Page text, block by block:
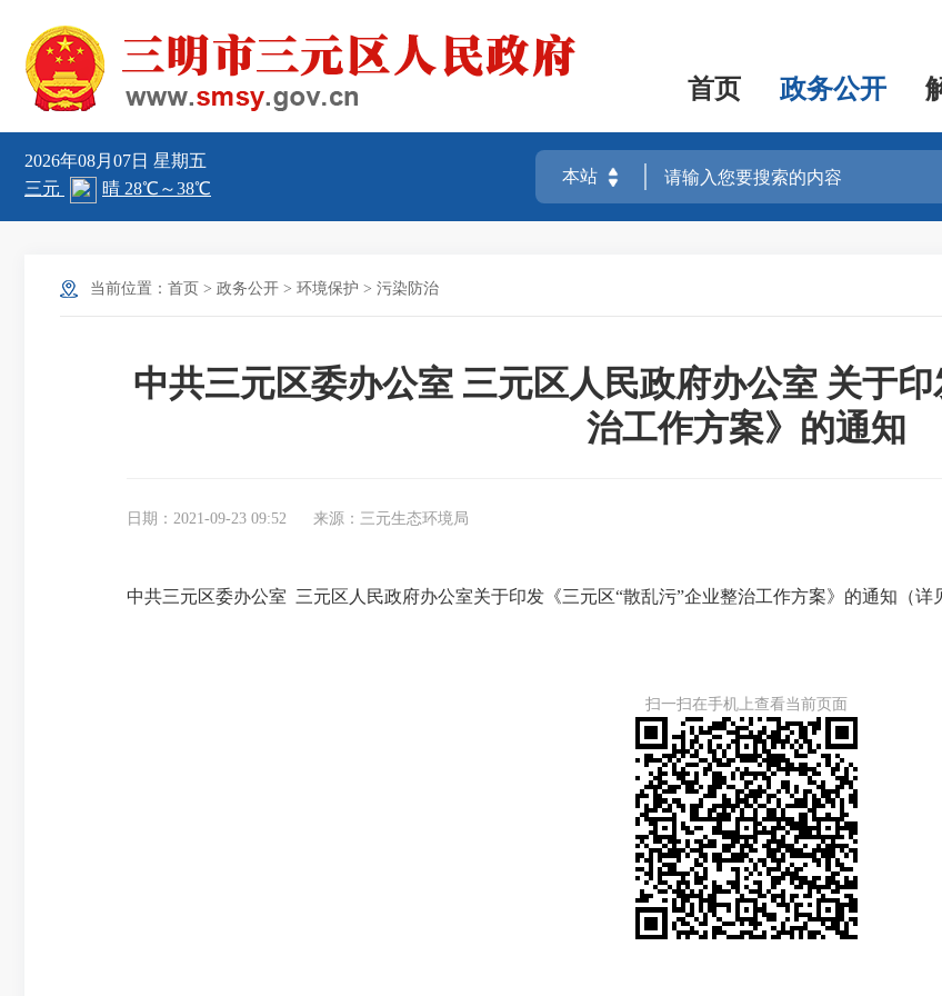
首页 政务公开
2026年08月07日 星期五
当前位置： 首页 > 政务公开 > 环境保护 > 污染防治
中共三元区委办公室 三元区人民政府办公室 关于
治工作方案》的通知
日期：2021-09-23 09:52 来源：三元生态环境局
中共三元区委办公室 三元区人民政府办公室关于印发《三元区“散乱污”企业整治工作方案》的通知（详
扫一扫在手机上查看当前页面